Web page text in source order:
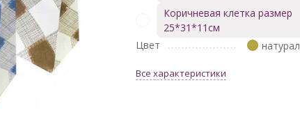
Цвет
Все характеристики
Коричневая клетка размер
25*31*11см